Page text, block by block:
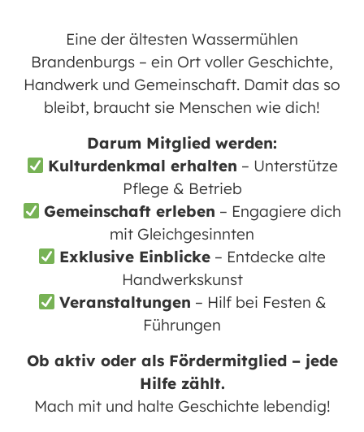
Karte nicht verfügbar
KONTAKT
info@trainerhelden.com
WhatsApp: +49 173 9126821
WWW.TRAINERHELDEN.COM
Romeo: +49 177 1760967
KIDS ab 6J | JUNIORS ab 10J | TEENS ab
13J >>> * Vorkenntnisse empfohlen
Eine der ältesten Wassermühlen
Brandenburgs – ein Ort voller Geschichte,
Handwerk und Gemeinschaft. Damit das so
bleibt, braucht sie Menschen wie dich!
Darum Mitglied werden:
Kulturdenkmal erhalten – Unterstütze
Pflege & Betrieb
Gemeinschaft erleben – Engagiere dich
mit Gleichgesinnten
Exklusive Einblicke – Entdecke alte
Handwerkskunst
Veranstaltungen – Hilf bei Festen &
Führungen
Ob aktiv oder als Fördermitglied – jede
Hilfe zählt.
Mach mit und halte Geschichte lebendig!